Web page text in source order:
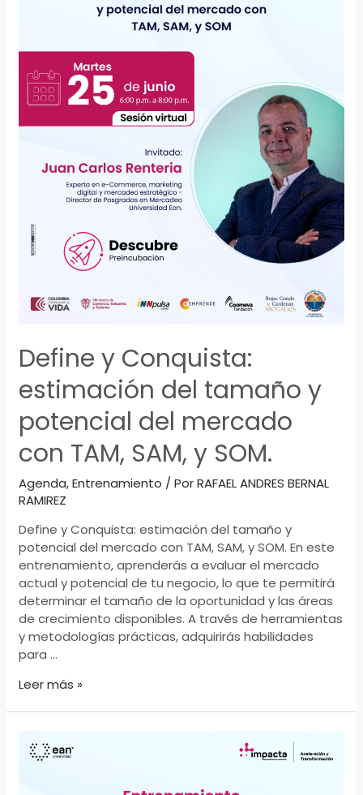
Experimentos
Define y Conquista:
estimación del tamaño y
potencial del mercado
con TAM, SAM, y SOM.
Agenda,Entrenamiento / PorRAFAEL ANDRES BERNAL
RAMIREZ
Define y Conquista: estimación del tamaño y
potencial del mercado con TAM, SAM, y SOM. En este
entrenamiento, aprenderás a evaluar el mercado
actual y potencial de tu negocio, lo que te permitirá
determinar el tamaño de la oportunidad y las áreas
de crecimiento disponibles. A través de herramientas
y metodologías prácticas, adquirirás habilidades
para …
Define
del
Leer más »